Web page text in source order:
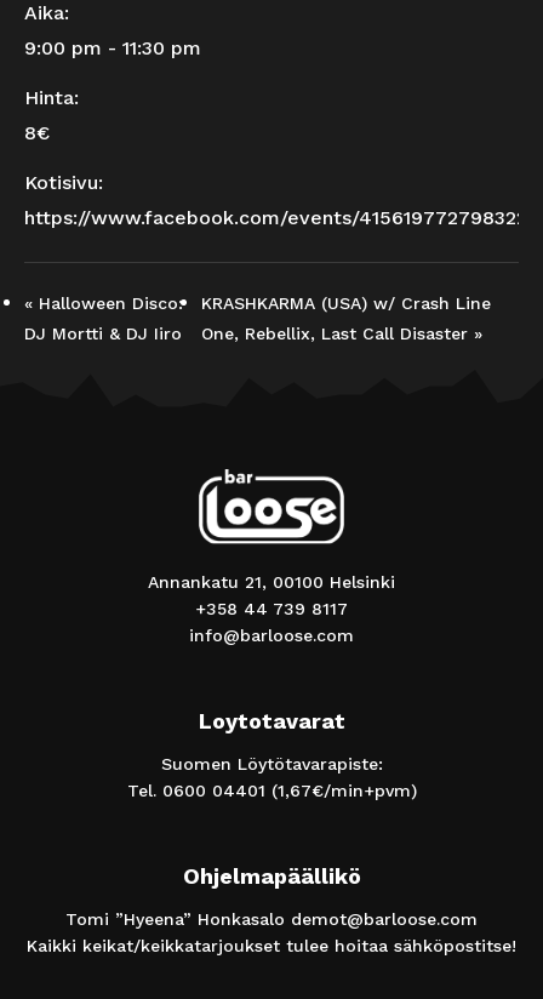
Aika:
9:00 pm - 11:30 pm
Hinta:
8€
Kotisivu:
https://www.facebook.com/events/4156197727983225
« Halloween Disco:
DJ Mortti & DJ Iiro
KRASHKARMA (USA) w/ Crash Line
One, Rebellix, Last Call Disaster »
Annankatu 21, 00100 Helsinki
+358 44 739 8117
info@barloose.com
Loytotavarat
Suomen Löytötavarapiste:
Tel. 0600 04401 (1,67€/min+pvm)
Ohjelmapäällikö
Tomi ”Hyeena” Honkasalo demot@barloose.com
Kaikki keikat/keikkatarjoukset tulee hoitaa sähköpostitse!